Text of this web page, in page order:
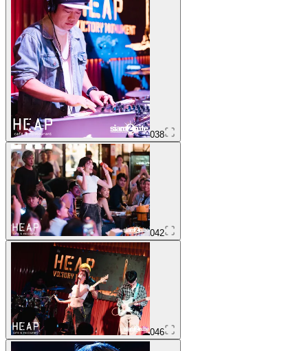
038
042
046